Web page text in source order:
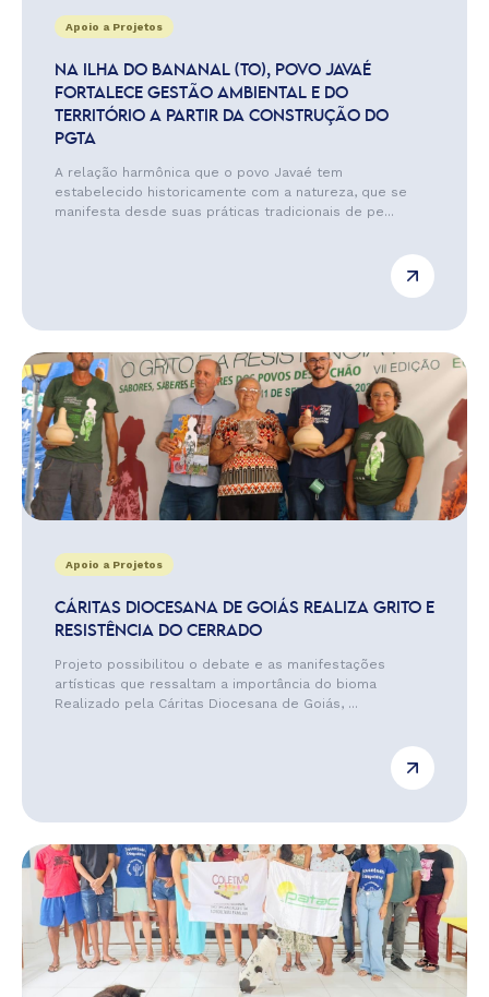
Apoio a Projetos
NA ILHA DO BANANAL (TO), POVO JAVAÉ
FORTALECE GESTÃO AMBIENTAL E DO
TERRITÓRIO A PARTIR DA CONSTRUÇÃO DO
PGTA
A relação harmônica que o povo Javaé tem
estabelecido historicamente com a natureza, que se
manifesta desde suas práticas tradicionais de pe...
Apoio a Projetos
CÁRITAS DIOCESANA DE GOIÁS REALIZA GRITO E
RESISTÊNCIA DO CERRADO
Projeto possibilitou o debate e as manifestações
artísticas que ressaltam a importância do bioma
Realizado pela Cáritas Diocesana de Goiás, ...